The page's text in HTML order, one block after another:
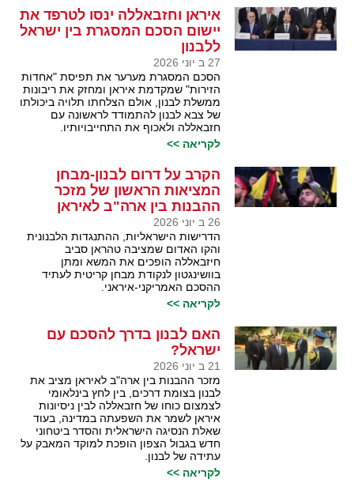
איראן וחזבאללה ינסו לטרפד את
יישום הסכם המסגרת בין ישראל
ללבנון
27 ב יוני 2026
הסכם המסגרת מערער את תפיסת "אחדות
הזירות" שמקדמת איראן ומחזק את ריבונות
ממשלת לבנון, אולם הצלחתו תלויה ביכולתו
של צבא לבנון להתמודד לראשונה עם
חזבאללה ולאכוף את התחייבויותיו.
לקריאה >>
הקרב על דרום לבנון-מבחן
המציאות הראשון של מזכר
ההבנות בין ארה"ב לאיראן
26 ב יוני 2026
הדרישות הישראליות, ההתנגדות הלבנונית
והקו האדום שמציבה טהראן סביב
חיזבאללה הופכים את המשא ומתן
בוושינגטון לנקודת מבחן קריטית לעתיד
ההסכם האמריקני-איראני.
לקריאה >>
האם לבנון בדרך להסכם עם
ישראל?
21 ב יוני 2026
מזכר ההבנות בין ארה"ב לאיראן מציב את
לבנון בצומת דרכים, בין לחץ בינלאומי
לצמצום כוחו של חזבאללה לבין ניסיונות
איראן לשמר את השפעתה במדינה, בעוד
שאלת הנסיגה הישראלית והסדר ביטחוני
חדש בגבול הצפון הופכת למוקד המאבק על
עתידה של לבנון.
לקריאה >>